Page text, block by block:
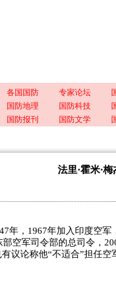
各国国防 专家论坛
国防地理 国防科技
国防报刊 国防文学
法里·霍米·梅
，1967年加入印度空军
空军司令部的总司令，
议论称他“不适合”担任空